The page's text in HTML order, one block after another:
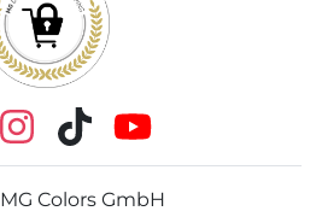
MG Colors GmbH